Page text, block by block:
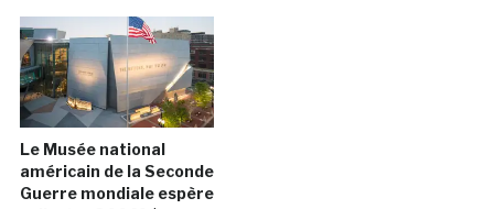
Le Musée national
américain de la Seconde
Guerre mondiale espère